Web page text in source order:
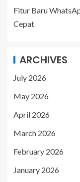
Fitur Baru
Cepat
ARCHIVES
July 2026
May 2026
April 2026
March 2026
February 2026
January 2026